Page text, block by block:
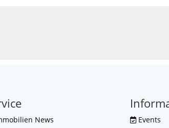
News Events